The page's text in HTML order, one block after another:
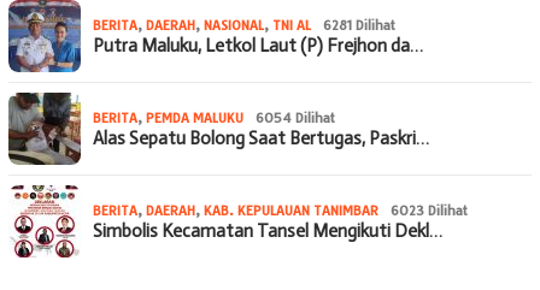
BERITA, DAERAH, NASIONAL, TNI AL 6281 Dilihat
Putra Maluku, Letkol Laut (P) Frejhon da…
BERITA, PEMDA MALUKU 6054 Dilihat
Alas Sepatu Bolong Saat Bertugas, Paskri…
BERITA, DAERAH, KAB. KEPULAUAN TANIMBAR 6023 Dilihat
Simbolis Kecamatan Tansel Mengikuti Dekl…